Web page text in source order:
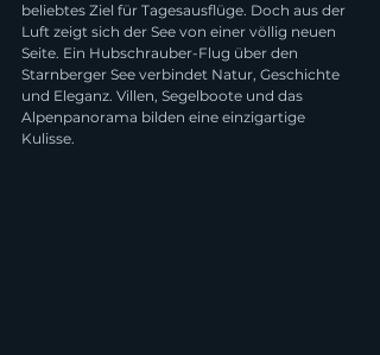
beliebtes Ziel für Tagesausflüge. Doch aus der
Luft zeigt sich der See von einer völlig neuen
Seite. Ein Hubschrauber-Flug über den
Starnberger See verbindet Natur, Geschichte
und Eleganz. Villen, Segelboote und das
Alpenpanorama bilden eine einzigartige
Kulisse.